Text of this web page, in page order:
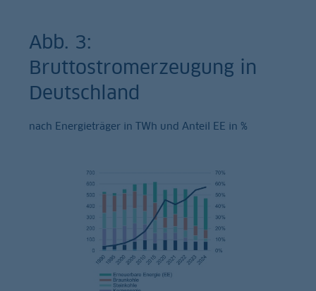
Abb. 3:
Bruttostromerzeugung in
Deutschland
nach Energieträger in TWh und Anteil EE in %